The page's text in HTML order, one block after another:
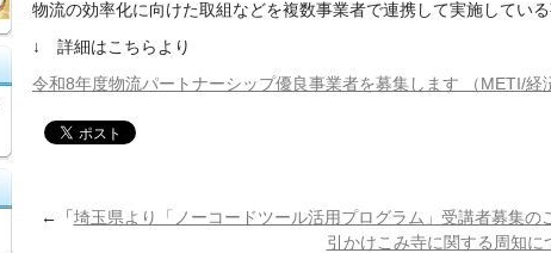
物流の効率化に向けた取組などを複数事業者で連携して実施してい
↓ 詳細はこちらより
令和8年度物流パートナーシップ優良事業者を募集します （METI/経
←「埼玉県より「ノーコードツール活用プログラム」受講者募集の
引かけこみ寺に関する周知に